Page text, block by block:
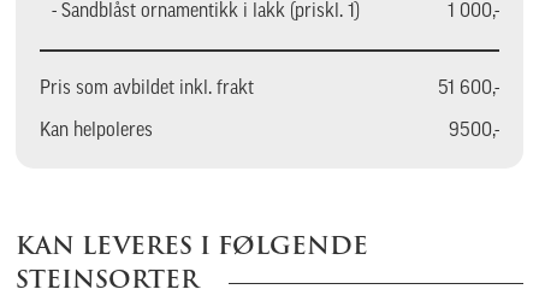
- Sandblåst ornamentikk i lakk (priskl. 1)
1 000,-
Pris som avbildet inkl. frakt 51 600,-
Kan helpoleres 9500,-
KAN LEVERES I FØLGENDE
STEINSORTER